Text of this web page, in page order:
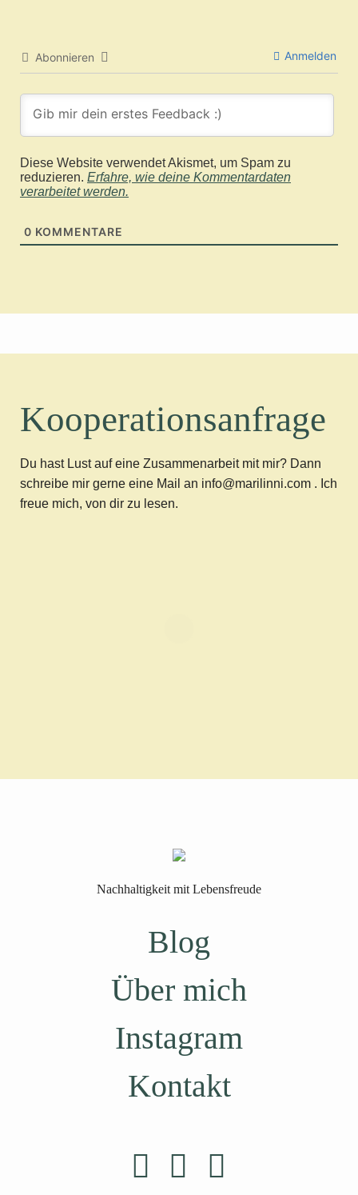
Abonnieren Anmelden
Diese Website verwendet Akismet, um Spam zu
reduzieren. Erfahre, wie deine Kommentardaten
verarbeitet werden.
0 KOMMENTARE
Kooperationsanfrage
Du hast Lust auf eine Zusammenarbeit mit mir? Dann
schreibe mir gerne eine Mail an info@marilinni.com . Ich
freue mich, von dir zu lesen.
Nachhaltigkeit mit Lebensfreude
Blog
Über mich
Instagram
Kontakt